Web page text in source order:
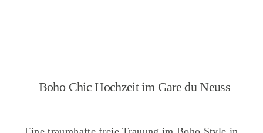
Boho Chic Hochzeit im Gare du Neuss